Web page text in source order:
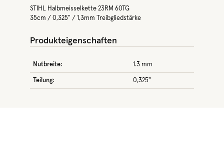
STIHL Halbmeisselkette 23RM 60TG
35cm / 0,325" / 1,3mm Treibgliedstärke
Produkteigenschaften
Nutbreite: 1.3 mm
Teilung: 0,325"